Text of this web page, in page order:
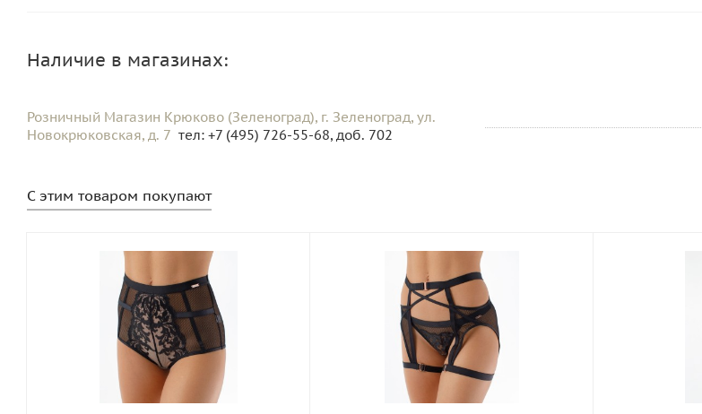
Наличие в магазинах:
Розничный Магазин Крюково (Зеленоград), г. Зеленоград, ул.
Новокрюковская, д. 7 тел: +7 (495) 726-55-68, доб. 702
С этим товаром покупают